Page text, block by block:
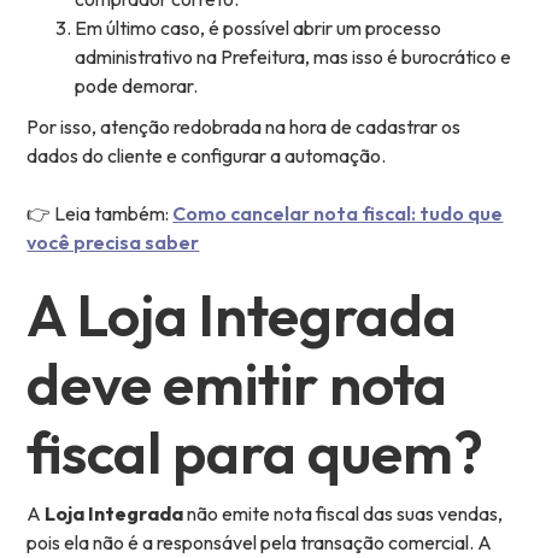
Em último caso, é possível abrir um processo
administrativo na Prefeitura, mas isso é burocrático e
pode demorar.
Por isso, atenção redobrada na hora de cadastrar os
dados do cliente e configurar a automação.
👉 Leia também: Como cancelar nota fiscal: tudo que
você precisa saber
A Loja Integrada
deve emitir nota
fiscal para quem?
A Loja Integradanão emite nota fiscal das suas vendas,
pois ela não é a responsável pela transação comercial. A